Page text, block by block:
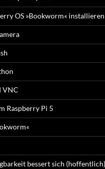
OS »Bookworm« installieren
VNC
Raspberry Pi 5
bessert sich (hoffentlich)